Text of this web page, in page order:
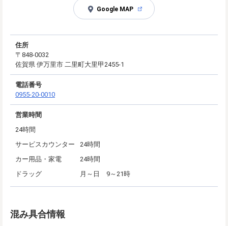
Google MAP
住所
〒848-0032
佐賀県 伊万里市 二里町大里甲2455-1
電話番号
0955-20-0010
営業時間
24時間
サービスカウンター
24時間
カー用品・家電
24時間
ドラッグ
月～日 9～21時
混み具合情報